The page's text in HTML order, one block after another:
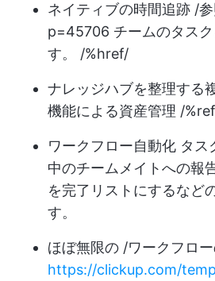
ネイティブの時間追跡 /
p=45706 チームのタスク
す。 /%href/
ナレッジハブを整理する
機能による資産管理 /
ワークフロー自動化 タス
中のチームメイトへの報
を完了リストにするなど
す。
ほぼ無限の /ワークフロ
https://clickup.com/